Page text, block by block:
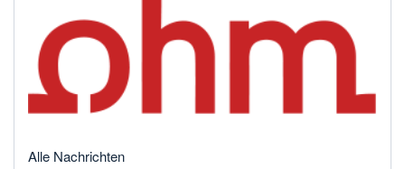
Alle Nachrichten